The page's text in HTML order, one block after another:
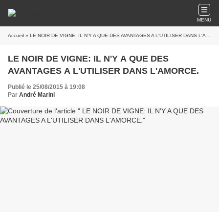
MENU
Accueil » LE NOIR DE VIGNE: IL N'Y A QUE DES AVANTAGES A L'UTILISER DANS L'AMORCE.
LE NOIR DE VIGNE: IL N'Y A QUE DES
AVANTAGES A L'UTILISER DANS L'AMORCE.
Publié le 25/08/2015 à 19:08
Par André Marini